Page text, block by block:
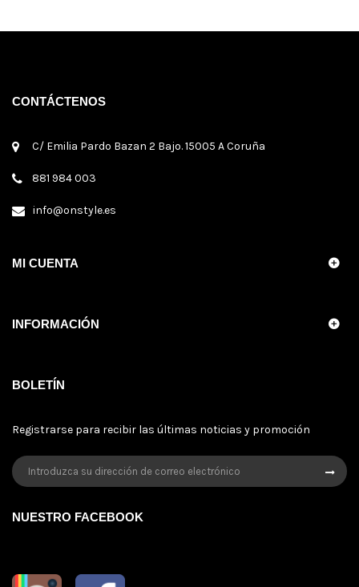
CONTÁCTENOS
C/ Emilia Pardo Bazan 2 Bajo. 15005 A Coruña
881 984 003
info@onstyle.es
MI CUENTA
INFORMACIÓN
BOLETÍN
Registrarse para recibir las últimas noticias y promoción
NUESTRO FACEBOOK